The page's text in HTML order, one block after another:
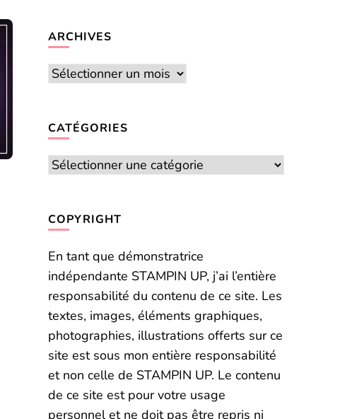
ARCHIVES
Archives
CATÉGORIES
Catégories
COPYRIGHT
En tant que démonstratrice
indépendante STAMPIN UP, j’ai l’entière
responsabilité du contenu de ce site. Les
textes, images, éléments graphiques,
photographies, illustrations offerts sur ce
site est sous mon entière responsabilité
et non celle de STAMPIN UP. Le contenu
de ce site est pour votre usage
personnel et ne doit pas être repris ni